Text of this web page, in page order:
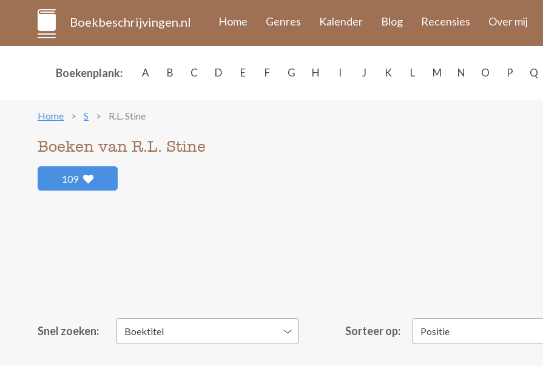
Boekbeschrijvingen.nl Home Genres Kalender Blog Recensies Over mij
Boekenplank: A B C D E F G H I J K L M N O P Q
Home S R.L. Stine
Boeken van R.L. Stine
109
Snel zoeken: Boektitel Sorteer op: Positie